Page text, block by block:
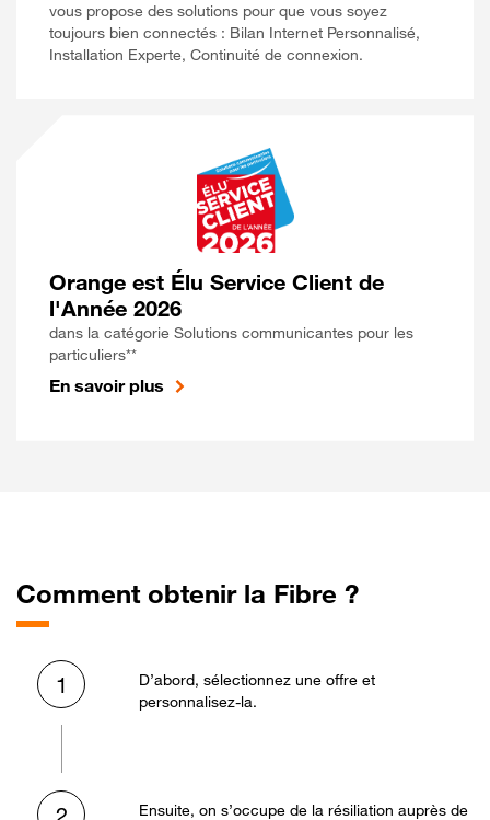
vous propose des solutions pour que vous soyez
toujours bien connectés : Bilan Internet Personnalisé,
Installation Experte, Continuité de connexion.
Orange est Élu Service Client de
l'Année 2026
dans la catégorie Solutions communicantes pour les
particuliers**
En savoir plus
Comment obtenir la Fibre ?
1
D’abord, sélectionnez une offre et
personnalisez-la.
Ensuite, on s’occupe de la résiliation auprès de